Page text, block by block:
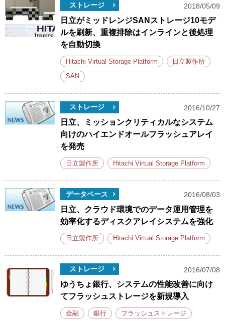
ストレージ 2018/05/09
日立がミッドレンジSANストレージ10モデ
ルを刷新、重複排除はインラインと後処理
を自動切換
Hitachi Virtual Storage Platform 日立製作所
SAN
ストレージ 2016/10/27
日立、ミッションクリティカルなシステム
向けのハイエンドオールフラッシュアレイ
を発売
日立製作所 Hitachi Virtual Storage Platform
データベース 2016/08/03
日立、クラウド環境でのデータ運用管理を
効率化するディスクアレイシステムを強化
日立製作所 Hitachi Virtual Storage Platform
ストレージ 2016/07/08
ゆうちょ銀行、システムの性能改善に向け
てフラッシュストレージを新規導入
金融 銀行 フラッシュストレージ